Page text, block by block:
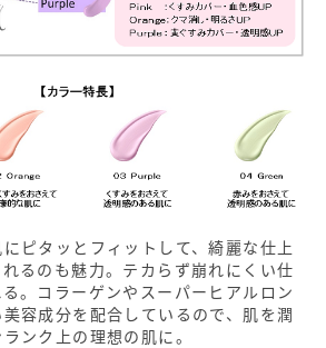
ピタッとフィットして、綺麗な仕上
るのも魅力。テカらず崩れにくい仕
。コラーゲンやスーパーヒアルロン
容成分を配合しているので、肌を潤
ンク上の理想の肌に。